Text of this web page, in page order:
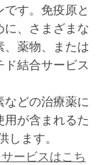
す。免疫原と
に、さまざまな
、薬物、または
結合サービス
どの治療薬に
が含まれるた
ます。
ービスはこち